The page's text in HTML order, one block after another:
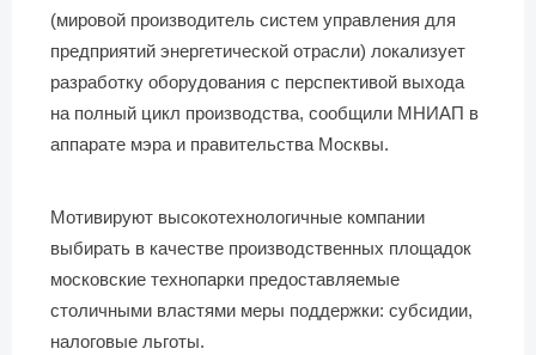
(мировой производитель систем управления для
предприятий энергетической отрасли) локализует
разработку оборудования с перспективой выхода
на полный цикл производства, сообщили МНИАП в
аппарате мэра и правительства Москвы.
Мотивируют высокотехнологичные компании
выбирать в качестве производственных площадок
московские технопарки предоставляемые
столичными властями меры поддержки: субсидии,
налоговые льготы.